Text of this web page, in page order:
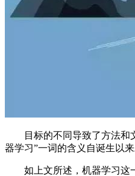
目标的不同导致了方法和
器学习”一词的含义自诞生以
如上文所述，机器学习这